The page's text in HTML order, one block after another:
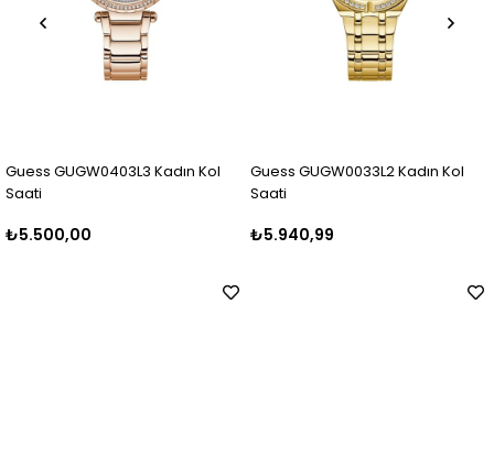
Kadın Kol
Guess GUGW0033L2 Kadın Kol
Guess